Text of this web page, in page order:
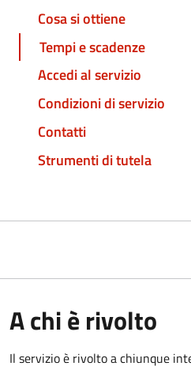
Cosa si ottiene
Tempi e scadenze
Accedi al servizio
Condizioni di servizio
Contatti
Strumenti di tutela
A chi è rivolto
Il servizio è rivolto a chiunque